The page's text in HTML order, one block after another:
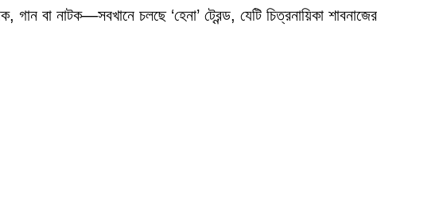
বা নাটক—সবখানে চলছে ‘হেনা’ ট্রেন্ড, যেটি চিত্রনায়িকা শাবনাজের